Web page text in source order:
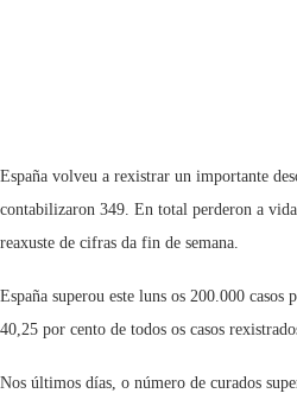
España volveu a rexistrar un importante
contabilizaron 349. En total perderon a
reaxuste de cifras da fin de semana.
España superou este luns os 200.000
40,25 por cento de todos os casos
Nos últimos días, o número de curados